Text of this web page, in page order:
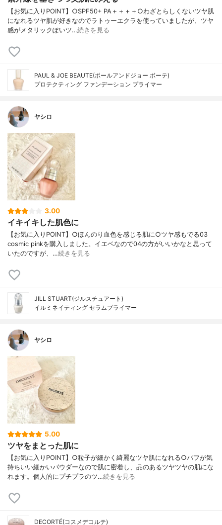
【お気に入りPOINT】○SPF50+ PA＋＋＋＋○わざとらしくないツヤ肌
になれるツヤ肌が好きなのでラトゥーエクラを使っていましたが、ツヤ
感がメタリックぽいツ…続きを見る
PAUL & JOE BEAUTE(ポールアンドジョー ボーテ)
プロテクティング ファンデーション プライマー
ヤシロ
3.00
イキイキした肌色に
【お気に入りPOINT】○ほんのり血色を感じる肌に○ツヤ感もでる03
cosmic pinkを購入しました。イエベなので04の方がいいかなと思って
いたのですが、…続きを見る
JILL STUART(ジルスチュアート)
イルミネイティング セラムプライマー
ヤシロ
5.00
ツヤをまとった肌に
【お気に入りPOINT】○粒子が細かく綺麗なツヤ肌になれる○パフが気
持ちいい細かいパウダーなので肌に密着し、品のあるツヤツヤの肌にな
れます。個人的にプチプラのツ…続きを見る
DECORTÉ(コスメデコルテ)